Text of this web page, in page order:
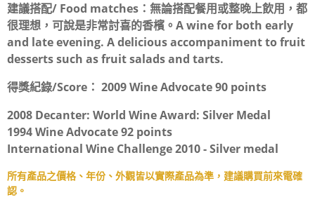
建議搭配/ Food matches： 無論搭配餐用或整晚上飲用，都
很理想，可說是非常討喜的香檳。A wine for both early
and late evening. A delicious accompaniment to fruit
desserts such as fruit salads and tarts.
得獎紀錄/Score： 2009 Wine Advocate 90 points
2008 Decanter: World Wine Award: Silver Medal
1994 Wine Advocate 92 points
International Wine Challenge 2010 - Silver medal
所有產品之價格、年份、外觀皆以實際產品為準，建議購買前來電確
認。